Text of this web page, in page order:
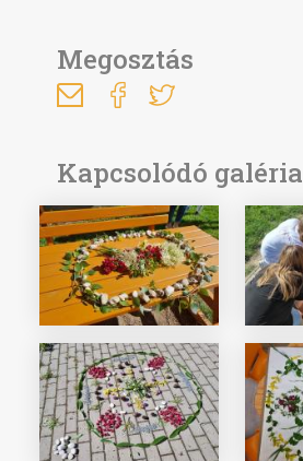
Megosztás
Kapcsolódó galéria